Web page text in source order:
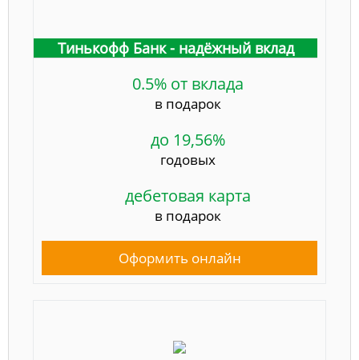
Тинькофф Банк - надёжный вклад
0.5% от вклада
в подарок
до 19,56%
годовых
дебетовая карта
в подарок
Оформить онлайн